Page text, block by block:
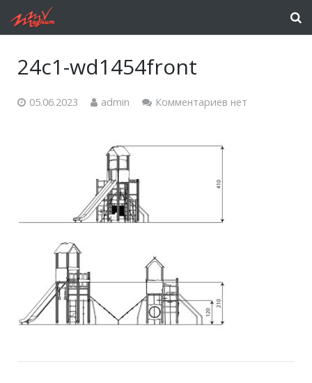
24c1-wd1454front
05.06.2023 admin Комментариев нет